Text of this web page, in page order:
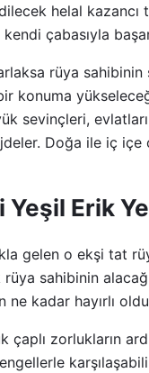
helal kazancı
çabasıyla
rüya
konuma
sevinçleri,
Doğa ile iç
Yeşil Erik
gelen o ekşi tat
rüya sahibinin
ne kadar hayırlı
çaplı zorlukların
engellerle